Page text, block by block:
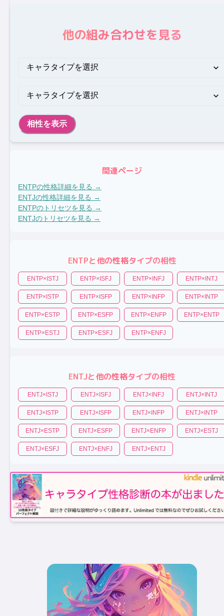
他の組み合わせを見る
相性を表示
関連ページ
ENTPの性格詳細を見る →
ENTJの性格詳細を見る →
ENTPのトリセツを見る →
ENTJのトリセツを見る →
ENTPと他の性格タイプの相性
ENTP× ISTJ ENTP× ISFJ ENTP× INFJ ENTP× INTJ
ENTP× ISTP ENTP× ISFP ENTP× INFP ENTP× INTP
ENTP× ESTP ENTP× ESFP ENTP× ENFP ENTP× ENTP
ENTP× ESTJ ENTP× ESFJ ENTP× ENFJ
ENTJと他の性格タイプの相性
ENTJ× ISTJ ENTJ× ISFJ ENTJ× INFJ ENTJ× INTJ
ENTJ× ISTP ENTJ× ISFP ENTJ× INFP ENTJ× INTP
ENTJ× ESTP ENTJ× ESFP ENTJ× ENFP ENTJ× ESTJ
ENTJ× ESFJ ENTJ× ENFJ ENTJ× ENTJ